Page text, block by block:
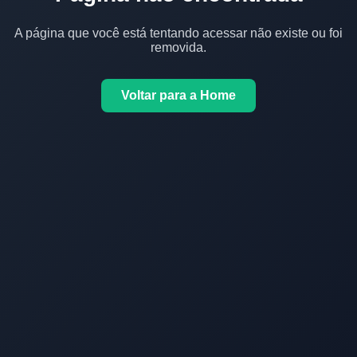
A página que você está tentando acessar não existe ou foi
removida.
Voltar para a Home